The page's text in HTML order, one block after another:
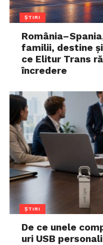
ȘTIRI
familii, destine
ce Elitur Trans
încredere
ȘTIRI
De ce unele
uri USB